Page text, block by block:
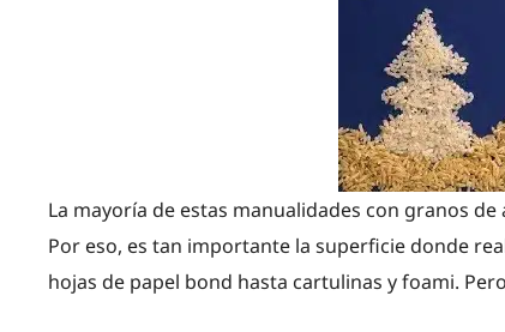
La mayoría de estas manualidades con granos
Por eso, es tan importante la superficie donde
hojas de papel bond hasta cartulinas y foami.